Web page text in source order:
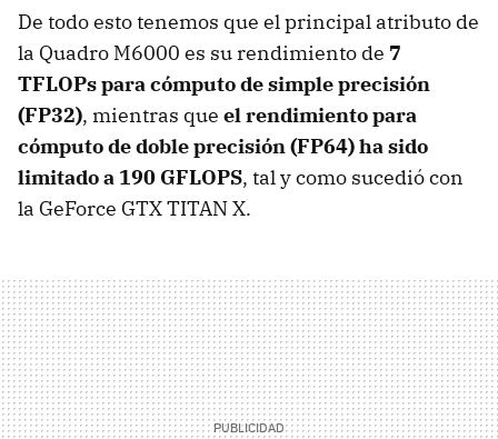
De todo esto tenemos que el principal atributo de
la Quadro M6000 es su rendimiento de 7
TFLOPs para cómputo de simple precisión
(FP32), mientras que el rendimiento para
cómputo de doble precisión (FP64) ha sido
limitado a 190 GFLOPS, tal y como sucedió con
la GeForce GTX TITAN X.